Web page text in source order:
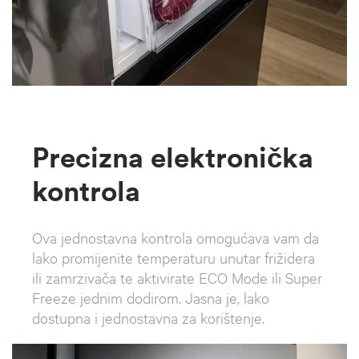
Precizna elektronička
kontrola
Ova jednostavna kontrola omogućava vam da
lako promijenite temperaturu unutar frižidera
ili zamrzivača te aktivirate ECO Mode ili Super
Freeze jednim dodirom. Jasna je, lako
dostupna i jednostavna za korištenje.